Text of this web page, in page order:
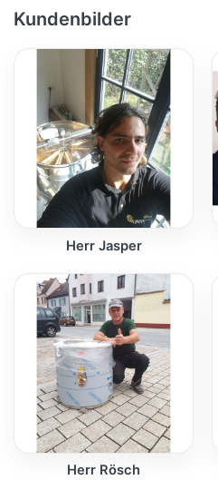
Kundenbilder
Herr Jasper
Herr Rösch